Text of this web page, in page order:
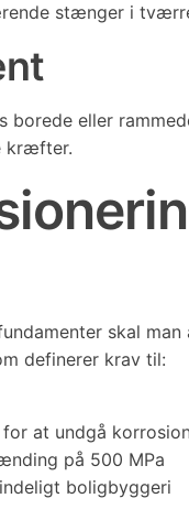
stænger i
borede eller
kræfter.
skal
definerer krav til:
at undgå
på 500 MPa
boligbyggeri